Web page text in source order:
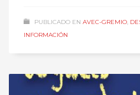
PUBLICADO EN AVEC-GREMIO,
INFORMACIÓN